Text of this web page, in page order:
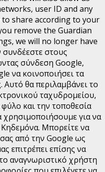
user ID and any
share according to your
remove the Guardian
we will no longer have
συνδέεστε στους
σύνδεση Google,
να κοινοποιήσει τα
Αυτό θα περιλαμβάνει το
ταχυδρομείου,
και την τοποθεσία
χρησιμοποιήσουμε για να
Μπορείτε να
από την Google ως
επιτρέπει επίσης να
αναγνωριστικό χρήστη